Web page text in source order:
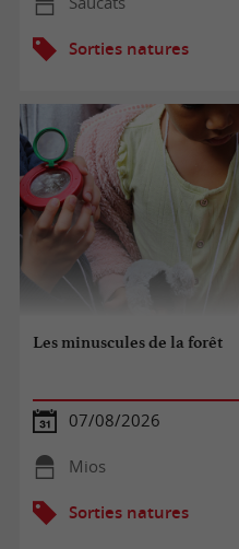
Sorties natures
Les minuscules de la forêt
07/08/2026
Mios
Sorties natures